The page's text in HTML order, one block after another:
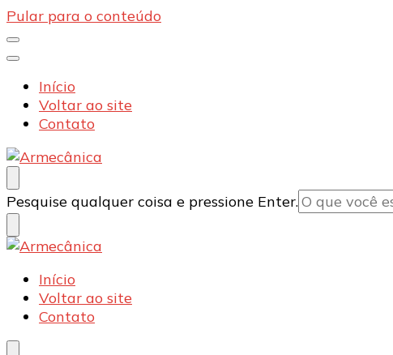
Pular para o conteúdo
Início
Voltar ao site
Contato
Armecânica
Blog
Procurando
algo?
Pesquise qualquer coisa e pressione Enter.
Armecânica
Blog
Início
Voltar ao site
Contato